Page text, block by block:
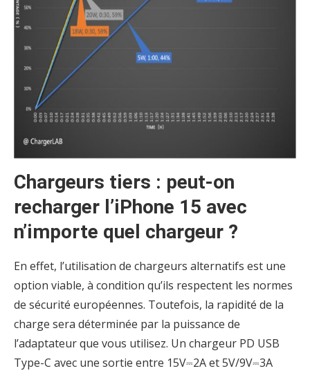
Chargeurs tiers : peut-on
recharger l’iPhone 15 avec
n’importe quel chargeur ?
En effet, l’utilisation de chargeurs alternatifs est une
option viable, à condition qu’ils respectent les normes
de sécurité européennes. Toutefois, la rapidité de la
charge sera déterminée par la puissance de
l’adaptateur que vous utilisez. Un chargeur PD USB
Type-C avec une sortie entre 15V⎓2A et 5V/9V⎓3A